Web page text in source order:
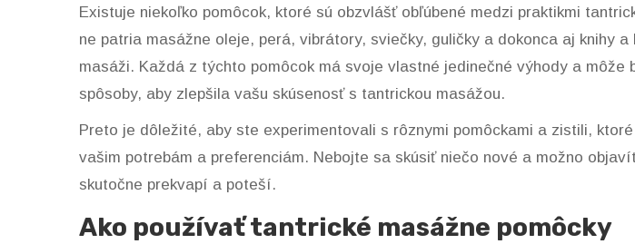
Existuje niekoľko pomôcok, ktoré sú obzvlášť obľúbené medzi praktikmi
ne patria masážne oleje, perá, vibrátory, sviečky, guličky a dokonca aj knihy a
masáži. Každá z týchto pomôcok má svoje vlastné jedinečné výhody a môže
spôsoby, aby zlepšila vašu skúsenosť s tantrickou masážou.
Preto je dôležité, aby ste experimentovali s rôznymi pomôckami a zistili,
vašim potrebám a preferenciám. Nebojte sa skúsiť niečo nové a možno
skutočne prekvapí a poteší.
Ako používať tantrické masážne pomôcky